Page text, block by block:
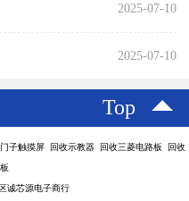
2025-07-10
2025-07-10
Top
子触摸屏 回收示教器 回收三菱电路板 回收
诚芯源电子商行